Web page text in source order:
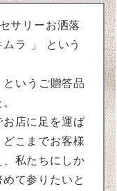
サリーお洒落
ラ 」 という
というご贈答品
店に足を運ば
こまでお客様
私たちにしか
て参りたいと